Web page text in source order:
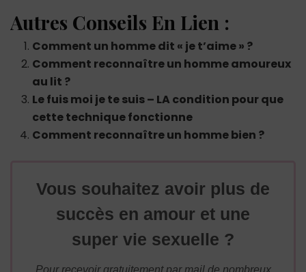
Autres Conseils En Lien :
Comment un homme dit « je t’aime » ?
Comment reconnaître un homme amoureux
au lit ?
Le fuis moi je te suis – LA condition pour que
cette technique fonctionne
Comment reconnaître un homme bien ?
Vous souhaitez avoir plus de
succès en amour et une
super vie sexuelle ?
Pour recevoir gratuitement par mail de nombreux